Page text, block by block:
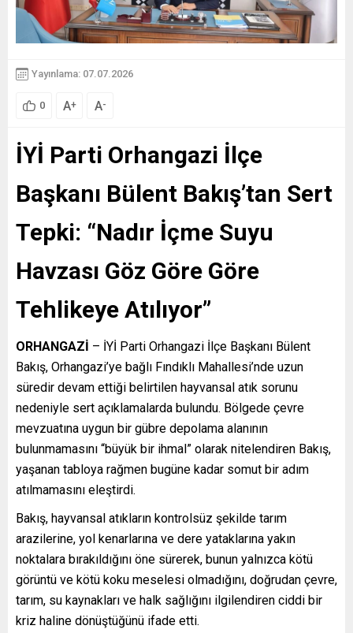
Yayınlama: 07.07.2026
0 A+ A-
İYİ Parti Orhangazi İlçe
Başkanı Bülent Bakış’tan Sert
Tepki: “Nadır İçme Suyu
Havzası Göz Göre Göre
Tehlikeye Atılıyor”
ORHANGAZİ – İYİ Parti Orhangazi İlçe Başkanı Bülent
Bakış, Orhangazi’ye bağlı Fındıklı Mahallesi’nde uzun
süredir devam ettiği belirtilen hayvansal atık sorunu
nedeniyle sert açıklamalarda bulundu. Bölgede çevre
mevzuatına uygun bir gübre depolama alanının
bulunmamasını “büyük bir ihmal” olarak nitelendiren Bakış,
yaşanan tabloya rağmen bugüne kadar somut bir adım
atılmamasını eleştirdi.
Bakış, hayvansal atıkların kontrolsüz şekilde tarım
arazilerine, yol kenarlarına ve dere yataklarına yakın
noktalara bırakıldığını öne sürerek, bunun yalnızca kötü
görüntü ve kötü koku meselesi olmadığını, doğrudan çevre,
tarım, su kaynakları ve halk sağlığını ilgilendiren ciddi bir
kriz haline dönüştüğünü ifade etti.